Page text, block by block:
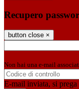
Recupero
button close ×
Non hai una e-mail
E-mail inviata, si